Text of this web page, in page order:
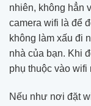
nhiên, không hẳn
camera wifi là để
không làm xấu đi
nhà của bạn. Khi
phụ thuộc vào wifi
Nếu như nơi đặt